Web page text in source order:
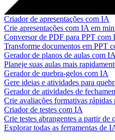
Criador de apresentações com IA
Crie apresentações com IA em
Conversor de PDF para PPT com
Transforme documentos em PPT
Gerador de planos de aulas com IA
Planeje suas aulas mais
Gerador de quebra-gelos com IA
Gere ideias e atividades para
Gerador de atividades de
Crie avaliações formativas rápidas
Criador de testes com IA
Crie testes abrangentes a partir de
Explorar todas as ferramentas de